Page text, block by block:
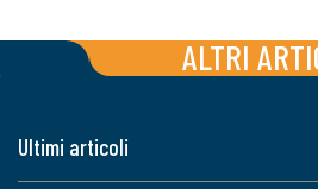
ALTRI
Ultimi articoli